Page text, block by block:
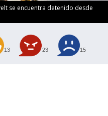
se encuentra detenido desde
13 23 15